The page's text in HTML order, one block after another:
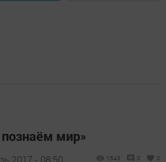
мир»
2017 - 08:50 1543 0 0